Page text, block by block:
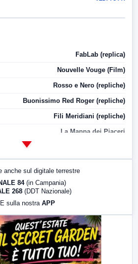
FabLab (replica)
Nouvelle Vouge (Film)
Rosso e Nero (repliche)
Buonissimo Red Roger (repliche)
Fili Meridiani (repliche)
La Mappa dei Piaceri
LabNews (replica)
anche sul digitale terrestre
84 (in Campania)
268 (DDT Nazionale)
E sulla nostra APP